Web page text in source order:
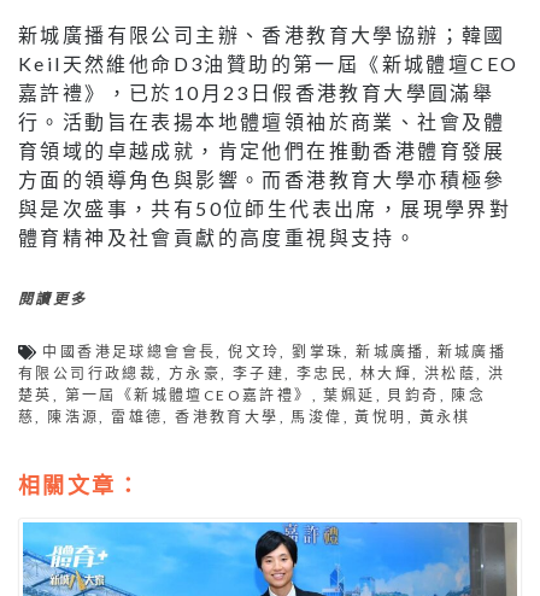
新城廣播有限公司主辦、香港教育大學協辦；韓國
Keil天然維他命D3油贊助的第一屆《新城體壇CEO
嘉許禮》，已於10月23日假香港教育大學圓滿舉
行。活動旨在表揚本地體壇領袖於商業、社會及體
育領域的卓越成就，肯定他們在推動香港體育發展
方面的領導角色與影響。而香港教育大學亦積極參
與是次盛事，共有50位師生代表出席，展現學界對
體育精神及社會貢獻的高度重視與支持。
閱讀更多
中國香港足球總會會長 ,倪文玲 ,劉掌珠 ,新城廣播
新城廣播
有限公司行政總裁
,方永豪 ,李子建 ,李忠民 ,林大輝 ,洪松蔭 ,洪
楚英
第一屆《新城體壇CEO嘉許禮》 ,葉姵延 貝鈞奇
陳念
慈
陳浩源 雷雄德 ,香港教育大學 馬浚偉 ,黃悅明 黃永棋
相關文章：